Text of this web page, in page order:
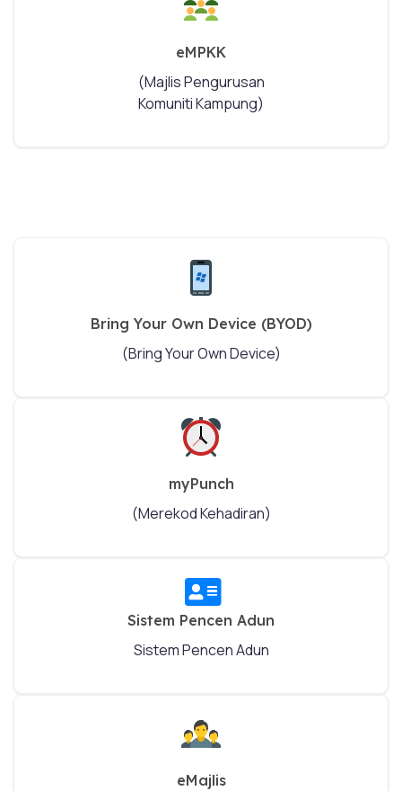
eMPKK
(Majlis Pengurusan
Komuniti Kampung)
Bring Your Own Device (BYOD)
(Bring Your Own Device)
myPunch
(Merekod Kehadiran)
Sistem Pencen Adun
Sistem Pencen Adun
eMajlis